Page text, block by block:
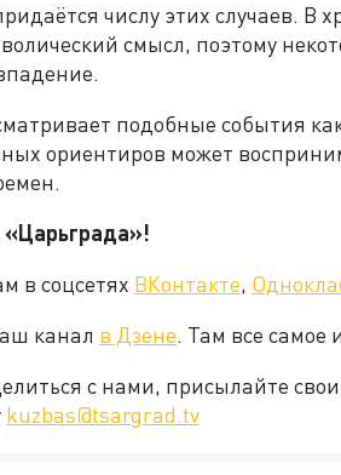
числу этих случаев. В
смысл, поэтому
подобные события
ориентиров может
в соцсетях ВКонтакте,
канал в Дзене. Там все самое
с нами, присылайте
kuzbas@tsargrad.tv